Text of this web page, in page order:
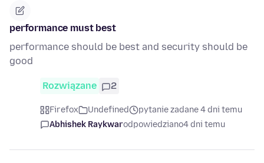
performance must best
performance should be best and security should be
good
Rozwiązane 2
Firefox Undefined
pytanie zadane 4 dni temu
Abhishek Raykwarodpowiedziano4 dni temu